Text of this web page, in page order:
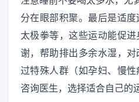
分在眼部积聚。最后是适度
太极拳等，这些运动能促
谢，帮助排出多余水湿，
过特殊人群（如孕妇、慢
咨询医生，选择适合自己的